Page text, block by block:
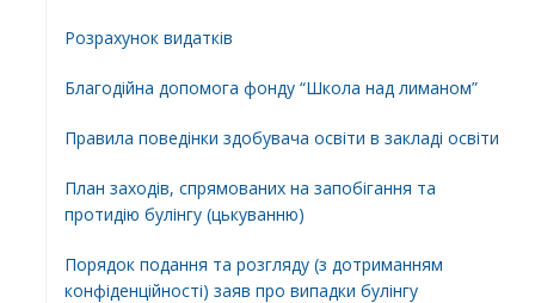
Розрахунок видатків
Благодійна допомога фонду “Школа над лиманом”
Правила поведінки здобувача освіти в закладі освіти
План заходів, спрямованих на запобігання та
протидію булінгу (цькуванню)
Порядок подання та розгляду (з дотриманням
конфіденційності) заяв про випадки булінгу